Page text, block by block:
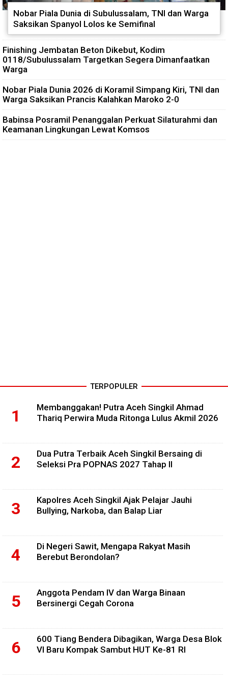
Nobar Piala Dunia di Subulussalam, TNI dan Warga
Saksikan Spanyol Lolos ke Semifinal
Finishing Jembatan Beton Dikebut, Kodim
0118/Subulussalam Targetkan Segera Dimanfaatkan
Warga
Nobar Piala Dunia 2026 di Koramil Simpang Kiri, TNI dan
Warga Saksikan Prancis Kalahkan Maroko 2-0
Babinsa Posramil Penanggalan Perkuat Silaturahmi dan
Keamanan Lingkungan Lewat Komsos
TERPOPULER
Membanggakan! Putra Aceh Singkil Ahmad
Thariq Perwira Muda Ritonga Lulus Akmil 2026
Dua Putra Terbaik Aceh Singkil Bersaing di
Seleksi Pra POPNAS 2027 Tahap II
Kapolres Aceh Singkil Ajak Pelajar Jauhi
Bullying, Narkoba, dan Balap Liar
Di Negeri Sawit, Mengapa Rakyat Masih
Berebut Berondolan?
Anggota Pendam IV dan Warga Binaan
Bersinergi Cegah Corona
600 Tiang Bendera Dibagikan, Warga Desa Blok
VI Baru Kompak Sambut HUT Ke-81 RI